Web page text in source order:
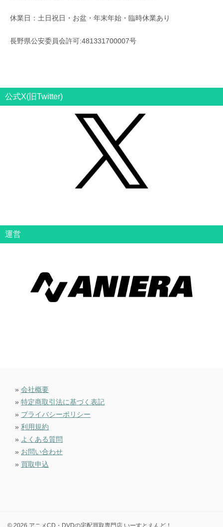
休業日：土日祝日・お盆・年末年始・臨時休業あり
長野県公安委員会許可:481331700007号
公式X(旧Twitter)
運営
» 会社概要
» 特定商取引法に基づく表記
» プライバシーポリシー
» 利用規約
» よくある質問
» お問い合わせ
» 買取申込
© 2026 アニメCD・DVDの宅配買取専門店 いーすとえんど！